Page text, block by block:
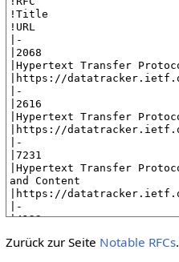
Zurück zur Seite Notable RFCs.